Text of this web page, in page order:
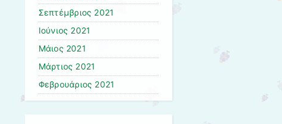
Σεπτέμβριος 2021
Ιούνιος 2021
Μάιος 2021
Μάρτιος 2021
Φεβρουάριος 2021